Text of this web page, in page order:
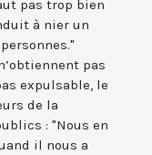
pas trop bien
à nier un
pas
expulsable, le
de la
: "Nous en
il nous a